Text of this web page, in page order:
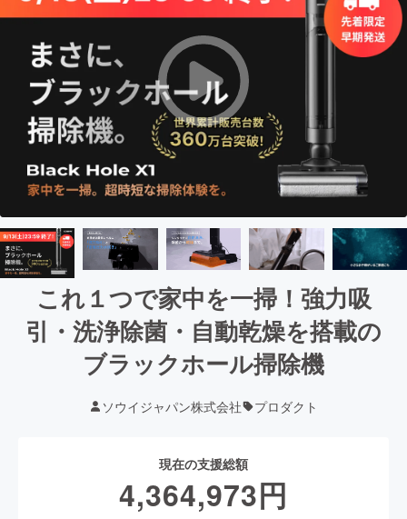
これ１つで家中を一掃！強力吸
引・洗浄除菌・自動乾燥を搭載の
ブラックホール掃除機
ソウイジャパン株式会社 プロダクト
現在の支援総額
4,364,973円